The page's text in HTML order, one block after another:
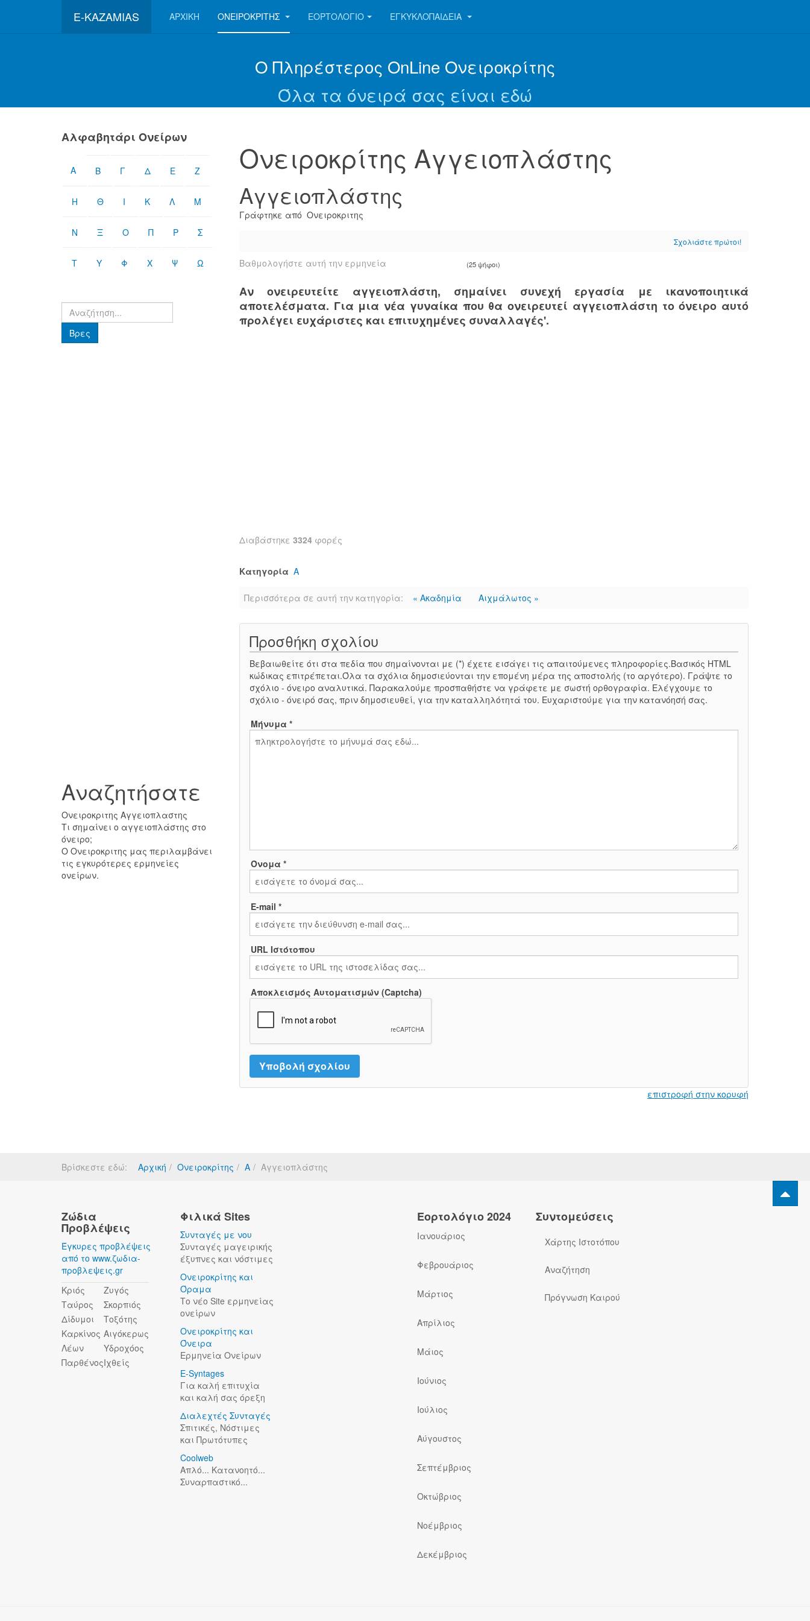
E-KAZAMIAS ΑΡΧΙΚΉ ΟΝΕΙΡΟΚΡΊΤΗΣ ΕΟΡΤΟΛΌΓΙΟ ΕΓΚΥΚΛΟΠΑΊΔΕΙΑ
Ο Πληρέστερος OnLine Ονειροκρίτης
Όλα τα όνειρά σας είναι εδώ
Ονειροκρίτης Αγγειοπλάστης
Αγγειοπλάστης
Γράφτηκε από Ονειροκριτης
Σχολιάστε πρώτοι!
Βαθμολογήστε αυτή την ερμηνεία (25 ψήφοι)
Αν ονειρευτείτε αγγειοπλάστη, σημαίνει συνεχή εργασία με ικανοποιητικά
αποτελέσματα. Για μια νέα γυναίκα που θα ονειρευτεί αγγειοπλάστη το όνειρο αυτό
προλέγει ευχάριστες και επιτυχημένες συναλλαγές'.
Διαβάστηκε 3324 φορές
Κατηγορία Α
Περισσότερα σε αυτή την κατηγορία: « Ακαδημία Αιχμάλωτος »
Προσθήκη σχολίου
Βεβαιωθείτε ότι στα πεδία που σημαίνονται με (*) έχετε εισάγει τις απαιτούμενες πληροφορίες.Βασικός HTML
κώδικας επιτρέπεται.Όλα τα σχόλια δημοσιεύονται την επομένη μέρα της αποστολής (το αργότερο). Γράψτε το
σχόλιο - όνειρο αναλυτικά. Παρακαλούμε προσπαθήστε να γράφετε με σωστή ορθογραφία. Ελέγχουμε το
σχόλιο - όνειρό σας, πριν δημοσιευθεί, για την καταλληλότητά του. Ευχαριστούμε για την κατανόησή σας.
Μήνυμα *
Όνομα *
E-mail *
URL Ιστότοπου
Αποκλεισμός Αυτοματισμών (Captcha)
επιστροφή στην κορυφή
Αλφαβητάρι Ονείρων
Α Β Γ Δ Ε Ζ
Η Θ Ι Κ Λ Μ
Ν Ξ Ο Π Ρ Σ
Τ Υ Φ Χ Ψ Ω
Βρες
Βρες
Αναζητήσατε
Ονειροκριτης Αγγειοπλαστης
Τι σημαίνει ο αγγειοπλάστης στο
όνειρο;
Ο Ονειροκριτης μας περιλαμβάνει
τις εγκυρότερες ερμηνείες
ονείρων.
Βρίσκεστε εδώ: Αρχική Ονειροκρίτης Α Αγγειοπλάστης
Ζώδια
Προβλέψεις
Έγκυρες προβλέψεις
από το www.ζωδια-
προβλεψεις.gr
Κριός
Ταύρος
Δίδυμοι
Καρκίνος
Λέων
Παρθένος
Ζυγός
Σκορπιός
Τοξότης
Αιγόκερως
Υδροχόος
Ιχθείς
Φιλικά Sites
Συνταγές με νου
Συνταγές μαγειρικής
έξυπνες και νόστιμες
Ονειροκρίτης και
Όραμα
Το νέο Site ερμηνείας
ονείρων
Ονειροκρίτης και
Όνειρα
Ερμηνεία Ονείρων
E-Syntages
Για καλή επιτυχία
και καλή σας όρεξη
Διαλεχτές Συνταγές
Σπιτικές, Νόστιμες
και Πρωτότυπες
Coolweb
Απλό... Κατανοητό...
Συναρπαστικό...
Εορτολόγιο 2024
Ιανουάριος
Φεβρουάριος
Μάρτιος
Απρίλιος
Μάιος
Ιούνιος
Ιούλιος
Αύγουστος
Σεπτέμβριος
Οκτώβριος
Νοέμβριος
Δεκέμβριος
Συντομεύσεις
Χάρτης Ιστοτόπου
Αναζήτηση
Πρόγνωση Καιρού